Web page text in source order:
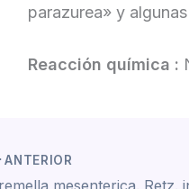
parazurea» y
Reacción química :
ANTERIOR